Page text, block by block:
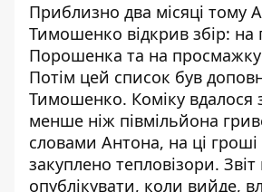
Приблизно два місяці тому
Тимошенко відкрив збір:
Порошенка та на просмажку
Потім цей список був
Тимошенко. Коміку вдалося
менше ніж півмільйона
словами Антона, на ці гроші
закуплено тепловізори. Звіт
опублікувати, коли вийде,